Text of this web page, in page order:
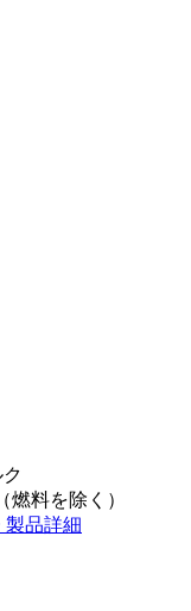
燃料を除く）
製品詳細